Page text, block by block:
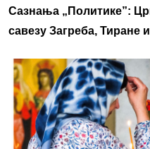
Сазнања „Политике”:
савезу Загреба, Тиране